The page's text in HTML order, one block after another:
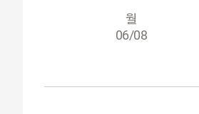
월
06/08